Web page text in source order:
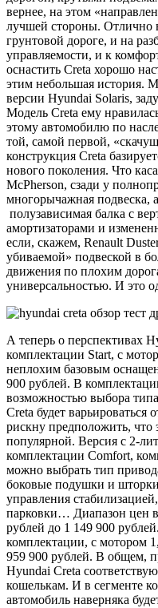
вернее, на этом
лучшей стороны. Отлично
грунтовой дороге, и на
управляемости, и к
оснастить Creta хорошо
этим небольшая история.
версии Hyundai Solaris,
Модель Creta ему
этому автомобилю по
той, самой первой,
конструкция Creta
нового поколения. Что
McPherson, сзади у
многорычажная подвеска,
полузависимая балка с
амортизаторами и
если, скажем, Renault
убиваемой» подвеской в
движения по плохим
универсальностью. И это
А теперь о перспективах
комплектации Start, с
неплохим базовым
900 рублей. В
возможностью выбора
Creta будет варьироваться
рискну предположить, что
популярной. Версия с 2-
комплектации Comfort,
можно выбрать тип
боковые подушки и шторки
управления
парковки… Диапазон цен
рублей до 1 149 900
комплектации, с мотором
959 900 рублей. В общем,
Hyundai Creta
кошелькам. И в сегменте
автомобиль наверняка